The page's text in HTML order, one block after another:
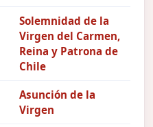
Solemnidad de la
Virgen del Carmen,
Reina y Patrona de
Chile
Asunción de la
Virgen